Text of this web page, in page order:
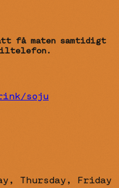
få maten samtidigt
soju
Thursday, Friday